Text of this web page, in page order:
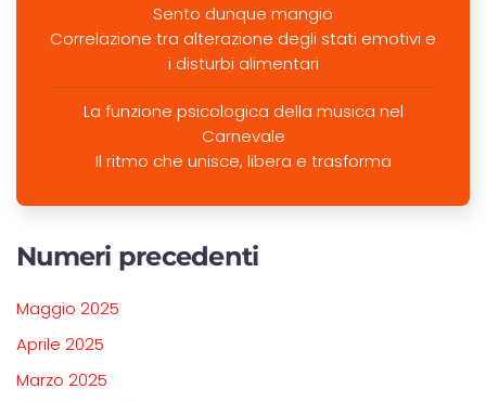
Sento dunque mangio
Correlazione tra alterazione degli stati emotivi e
i disturbi alimentari
La funzione psicologica della musica nel
Carnevale
Il ritmo che unisce, libera e trasforma
Numeri precedenti
Maggio 2025
Aprile 2025
Marzo 2025